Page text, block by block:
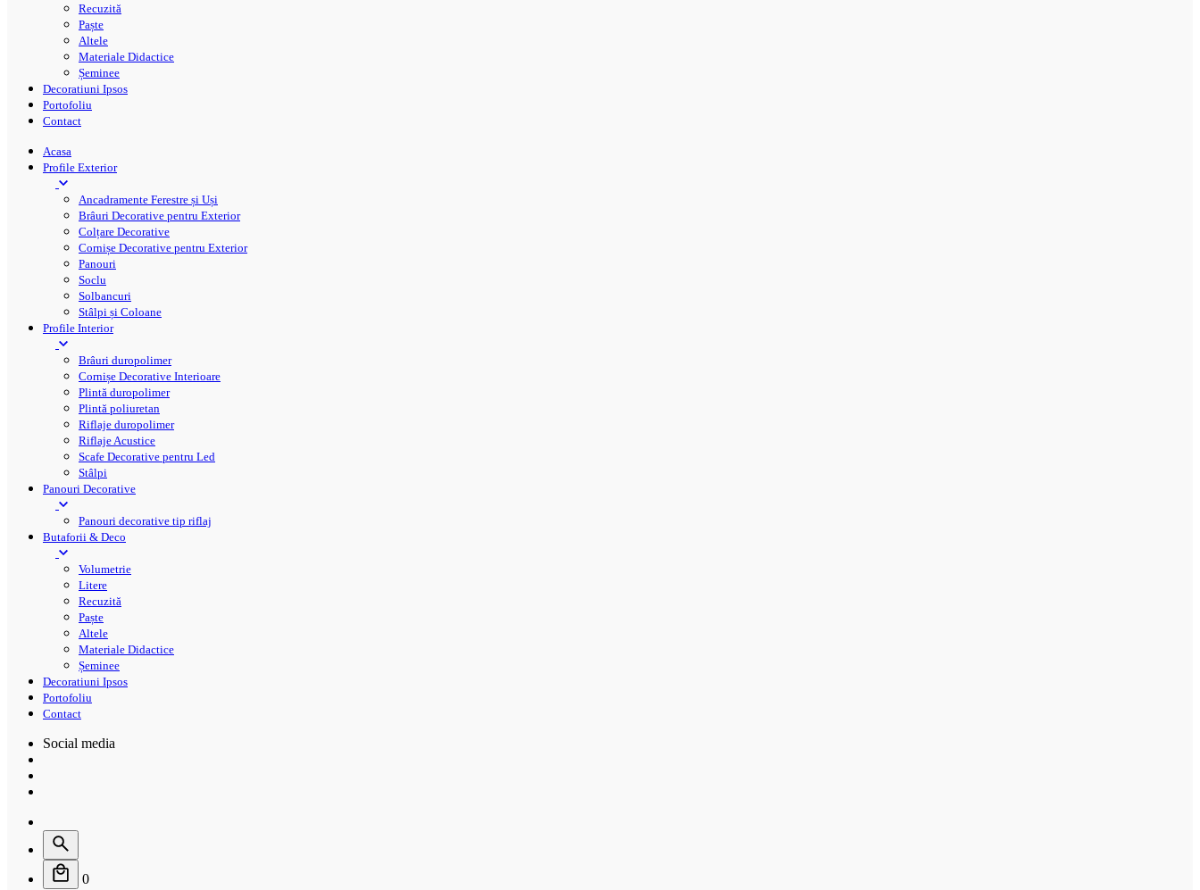
Recuzită
Paște
Altele
Materiale Didactice
Șeminee
Decoratiuni Ipsos
Portofoliu
Contact
Acasa
Profile Exterior
Ancadramente Ferestre și Uși
Brâuri Decorative pentru Exterior
Colțare Decorative
Cornișe Decorative pentru Exterior
Panouri
Soclu
Solbancuri
Stâlpi și Coloane
Profile Interior
Brâuri duropolimer
Cornișe Decorative Interioare
Plintă duropolimer
Plintă poliuretan
Riflaje duropolimer
Riflaje Acustice
Scafe Decorative pentru Led
Stâlpi
Panouri Decorative
Panouri decorative tip riflaj
Butaforii & Deco
Volumetrie
Litere
Recuzită
Paște
Altele
Materiale Didactice
Șeminee
Decoratiuni Ipsos
Portofoliu
Contact
Social media
0